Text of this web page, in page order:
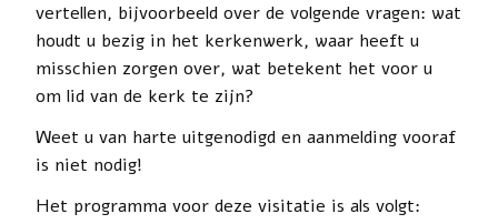
vertellen, bijvoorbeeld over de volgende vragen: wat
houdt u bezig in het kerkenwerk, waar heeft u
misschien zorgen over, wat betekent het voor u
om lid van de kerk te zijn?
Weet u van harte uitgenodigd en aanmelding vooraf
is niet nodig!
Het programma voor deze visitatie is als volgt: